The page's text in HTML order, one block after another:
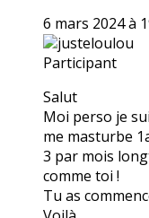
6 mars 2024 à
justeloulou
Participant
Salut
Moi perso je
me masturbe
3 par mois
comme toi !
Tu as